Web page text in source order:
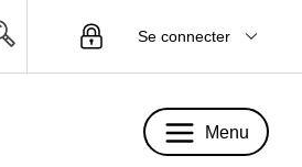
Se connecter
Menu